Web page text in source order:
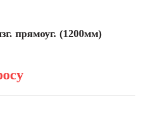
прямоуг. (1200мм)